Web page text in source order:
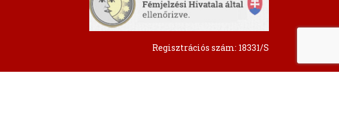
Regisztrációs szám: 18331/S